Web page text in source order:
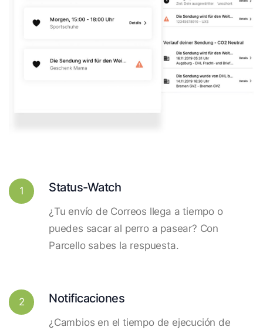
1 Status-Watch
¿Tu envío de Correos llega a tiempo o
puedes sacar al perro a pasear? Con
Parcello sabes la respuesta.
2 Notificaciones
¿Cambios en el tiempo de ejecución de